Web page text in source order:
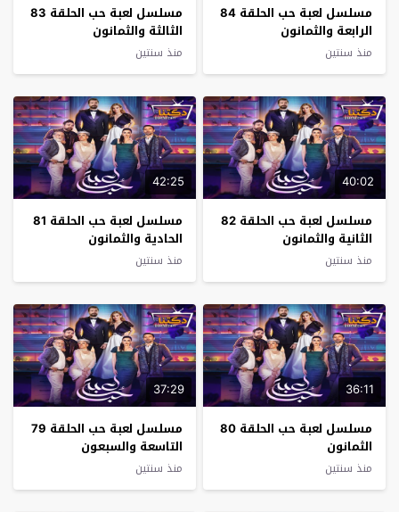
مسلسل لعبة حب الحلقة 84
الرابعة والثمانون
منذ سنتين
مسلسل لعبة حب الحلقة 83
الثالثة والثمانون
منذ سنتين
40:02
مسلسل لعبة حب الحلقة 82
الثانية والثمانون
منذ سنتين
42:25
مسلسل لعبة حب الحلقة 81
الحادية والثمانون
منذ سنتين
36:11
مسلسل لعبة حب الحلقة 80
الثمانون
منذ سنتين
37:29
مسلسل لعبة حب الحلقة 79
التاسعة والسبعون
منذ سنتين